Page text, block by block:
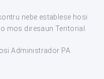
nebe establese hosi
mos diresaun Teritorial.
Administrador PA